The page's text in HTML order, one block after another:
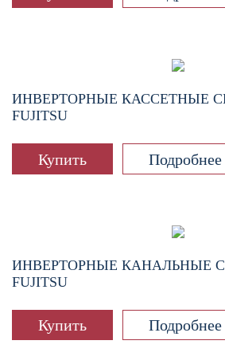
ИНВЕРТОРНЫЕ КАССЕТНЫЕ
FUJITSU
Купить Подробнее
ИНВЕРТОРНЫЕ КАНАЛЬНЫЕ
FUJITSU
Купить Подробнее